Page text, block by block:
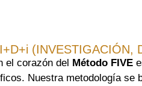
I+D+i (INVESTIGACIÓN,
el corazón del Método FIVE
Nuestra metodología se